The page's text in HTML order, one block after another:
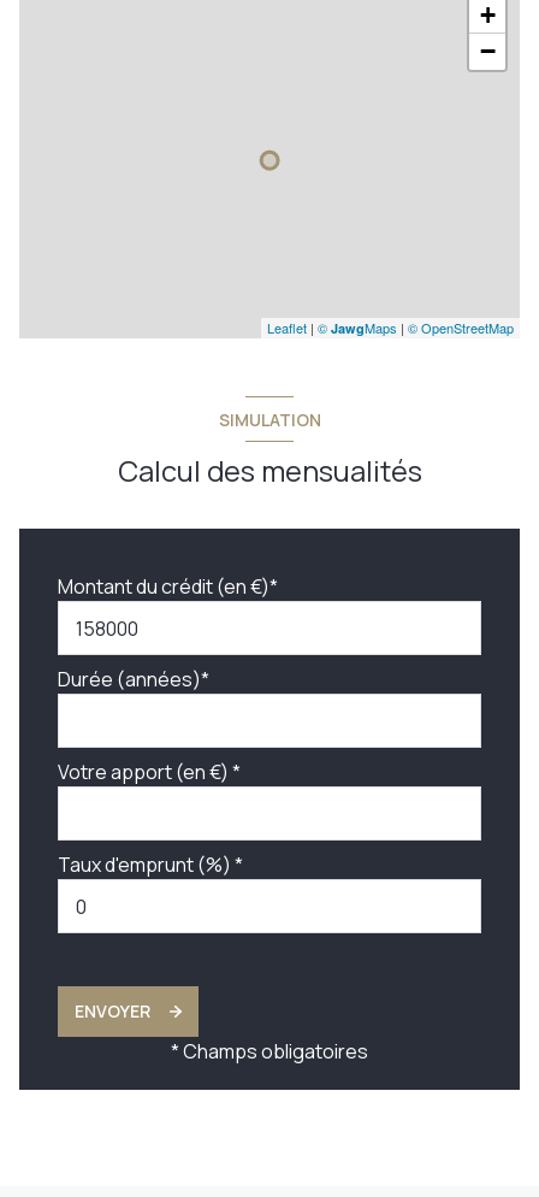
+
−
Leaflet | © JawgMaps | © OpenStreetMap
SIMULATION
Calcul des mensualités
Montant du crédit (en €)*
Durée (années)*
Votre apport (en €) *
Taux d'emprunt (%) *
ENVOYER
* Champs obligatoires